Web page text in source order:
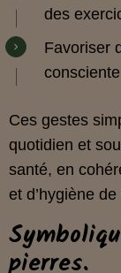
des
Favoriser
Ces gestes
quotidien et
santé, en
et d’hygiène de
pierres.